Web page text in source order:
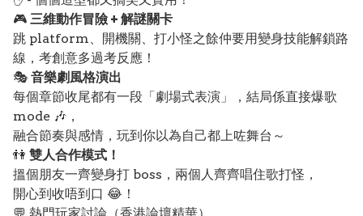
🎮 三維動作冒險 + 解謎關卡
跳 platform、開機關、打小怪之餘仲要用變身技能解鎖路
線，考創意多過考反應！
🎭 音樂劇風格演出
每個章節收尾都有一段「劇場式表演」，結局係直接爆歌
mode 🎶，
融合節奏與感情，玩到你以為自己都上咗舞台～
👫 雙人合作模式！
搵個朋友一齊變身打 boss，兩個人齊齊唱住歌打怪，
開心到收唔到口 😂！